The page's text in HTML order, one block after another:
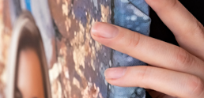
Выберите из списка: